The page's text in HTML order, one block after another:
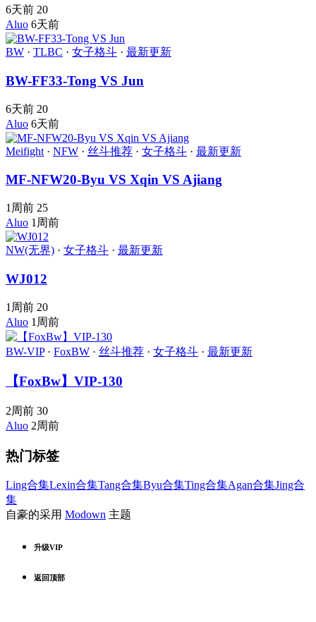
6天前 20
Aluo 6天前
BW · TLBC · 女子格斗 · 最新更新
BW-FF33-Tong VS Jun
6天前 20
Aluo 6天前
Meifight · NFW · 丝斗推荐 · 女子格斗 · 最新更新
MF-NFW20-Byu VS Xqin VS Ajiang
1周前 25
Aluo 1周前
NW(无界) · 女子格斗 · 最新更新
WJ012
1周前 20
Aluo 1周前
BW-VIP· FoxBW · 丝斗推荐 · 女子格斗 · 最新更新
【FoxBw】VIP-130
2周前 30
Aluo 2周前
热门标签
Ling合集Lexin合集Tang合集Byu合集Ting合集Agan合集Jing合
集
自豪的采用 Modown 主题
升级VIP
返回顶部